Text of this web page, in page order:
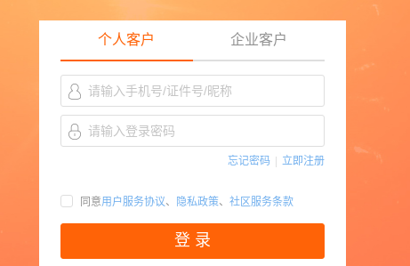
个人客户 企业客户
立即注册
忘记密码
同意用户服务协议、 隐私政策、 社区服务条款
登 录